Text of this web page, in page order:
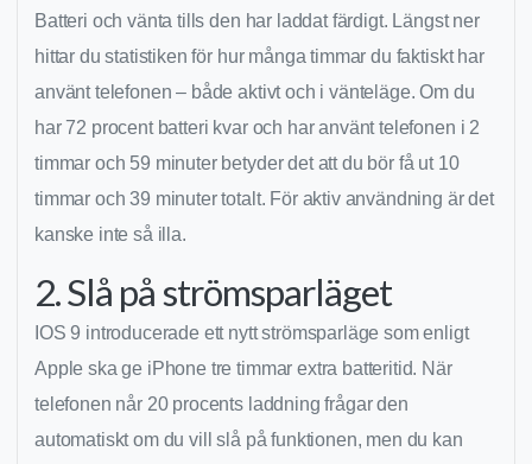
Batteri och vänta tills den har laddat färdigt. Längst ner
hittar du statistiken för hur många timmar du faktiskt har
använt telefonen – både aktivt och i vänteläge. Om du
har 72 procent batteri kvar och har använt telefonen i 2
timmar och 59 minuter betyder det att du bör få ut 10
timmar och 39 minuter totalt. För aktiv användning är det
kanske inte så illa.
2. Slå på strömsparläget
IOS 9 introducerade ett nytt strömsparläge som enligt
Apple ska ge iPhone tre timmar extra batteritid. När
telefonen når 20 procents laddning frågar den
automatiskt om du vill slå på funktionen, men du kan